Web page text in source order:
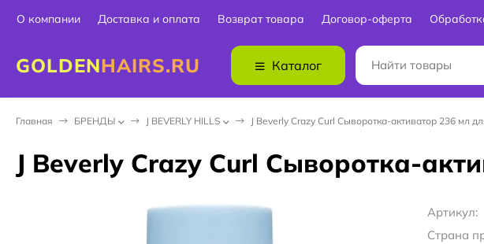
О компании Доставка и оплата Возврат товара Договор-оферта
GOLDENHAIRS.RU Каталог
Главная БPEНДЫ J BEVERLY HILLS J Beverly Crazy Curl Сыворотка-активатор 236 мл
J Beverly Crazy Curl Сыворотка-
Артикул:
Страна